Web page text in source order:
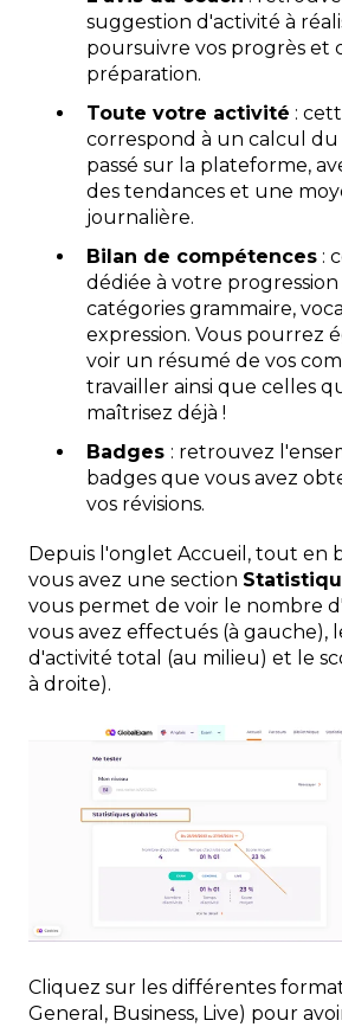
suggestion d'activité à
poursuivre vos progrès et
préparation.
Toute votre activité :
correspond à un calcul du
passé sur la plateforme,
des tendances et une
journalière.
Bilan de compétences :
dédiée à votre progression
catégories grammaire,
expression. Vous pourrez
voir un résumé de vos
travailler ainsi que celles
maîtrisez déjà !
Badges : retrouvez
badges que vous avez
vos révisions.
Depuis l'onglet Accueil, tout en
vous avez une section
vous permet de voir le nombre
vous avez effectués (à gauche),
d'activité total (au milieu) et le
à droite).
Cliquez sur les différentes
General, Business, Live) pour